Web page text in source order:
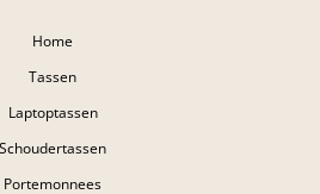
Home
Tassen
Laptoptassen
Schoudertassen
Portemonnees